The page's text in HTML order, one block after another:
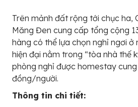
Trên mảnh đất rộng tới chục ha,
Măng Đen cung cấp tổng cộng
hàng có thể lựa chọn nghỉ ngơi ở
hiện đại nằm trong “tòa nhà thế
phòng nghỉ được homestay
đồng/người.
Thông tin chi tiết: